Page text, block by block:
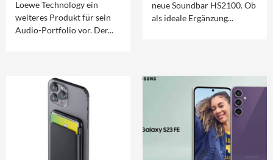
Loewe Technology ein
weiteres Produkt für sein
Audio-Portfolio vor. Der...
neue Soundbar HS2100. Ob
als ideale Ergänzung...